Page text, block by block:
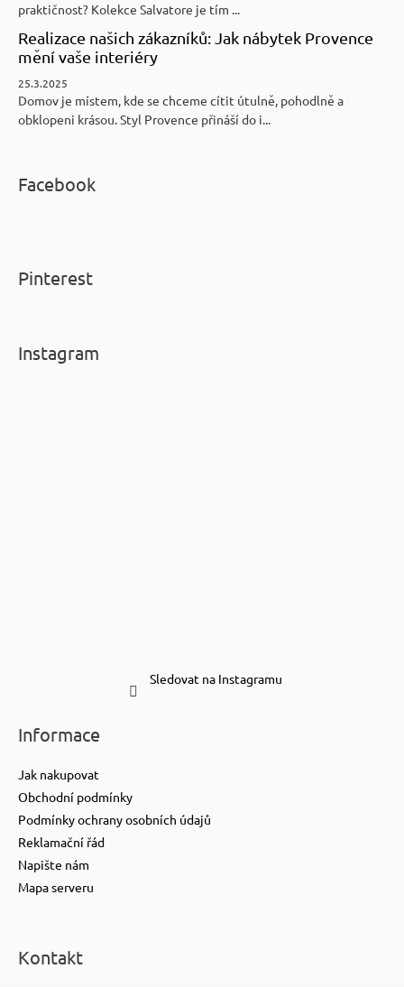
praktičnost? Kolekce Salvatore je tím ...
Realizace našich zákazníků: Jak nábytek Provence
mění vaše interiéry
25.3.2025
Domov je místem, kde se chceme cítit útulně, pohodlně a
obklopeni krásou. Styl Provence přináší do i...
Facebook
Pinterest
Instagram
Sledovat na Instagramu
Informace
Jak nakupovat
Obchodní podmínky
Podmínky ochrany osobních údajů
Reklamační řád
Napište nám
Mapa serveru
Kontakt